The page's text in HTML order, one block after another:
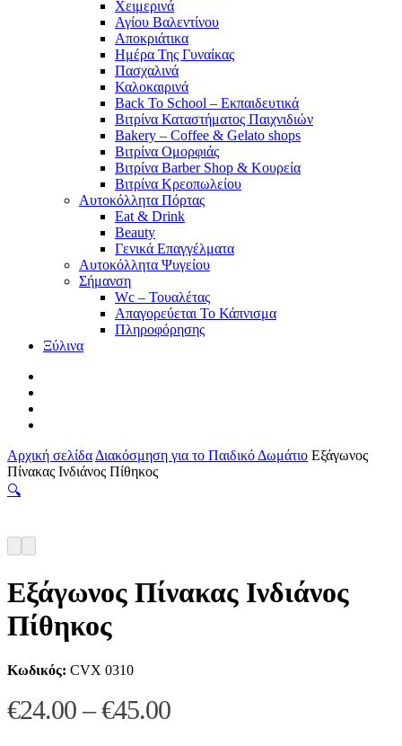
Χειμερινά
Αγίου Βαλεντίνου
Αποκριάτικα
Ημέρα Της Γυναίκας
Πασχαλινά
Καλοκαιρινά
Back To School – Εκπαιδευτικά
Βιτρίνα Καταστήματος Παιχνιδιών
Bakery – Coffee & Gelato shops
Βιτρίνα Ομορφιάς
Βιτρίνα Barber Shop & Κουρεία
Βιτρίνα Κρεοπωλείου
Αυτοκόλλητα Πόρτας
Eat & Drink
Beauty
Γενικά Επαγγέλματα
Αυτοκόλλητα Ψυγείου
Σήμανση
Wc – Τουαλέτας
Απαγορεύεται Το Κάπνισμα
Πληροφόρησης
Ξύλινα
Αρχική σελίδα Διακόσμηση για το Παιδικό Δωμάτιο Εξάγωνος
Πίνακας Ινδιάνος Πίθηκος
🔍
Εξάγωνος Πίνακας Ινδιάνος
Πίθηκος
Κωδικός: CVX 0310
€24.00 – €45.00Price